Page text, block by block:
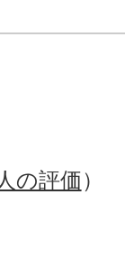
の評価）